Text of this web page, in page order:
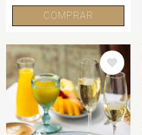
COMPRAR
IMAGE